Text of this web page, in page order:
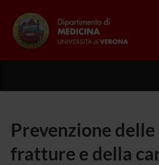
Prevenzione delle
fratture e della